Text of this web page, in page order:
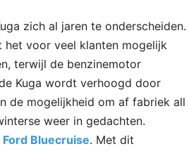
zich al jaren te onderscheiden.
het voor veel klanten mogelijk
terwijl de benzinemotor
Kuga wordt verhoogd door
de mogelijkheid om af fabriek all
weer in gedachten.
Ford Bluecruise. Met dit